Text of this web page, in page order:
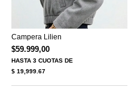
Campera Lilien
$59.999,00
HASTA 3 CUOTASDE
$ 19,999.67